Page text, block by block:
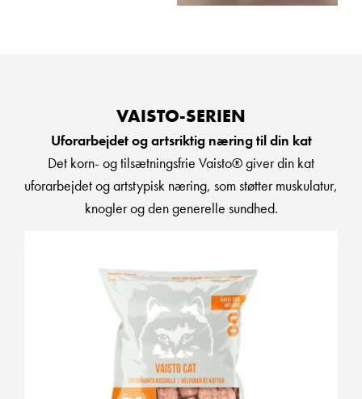
VAISTO-SERIEN
Uforarbejdet og artsriktig næring til din kat
Det korn- og tilsætningsfrie Vaisto® giver din kat
uforarbejdet og artstypisk næring, som støtter muskulatur,
knogler og den generelle sundhed.